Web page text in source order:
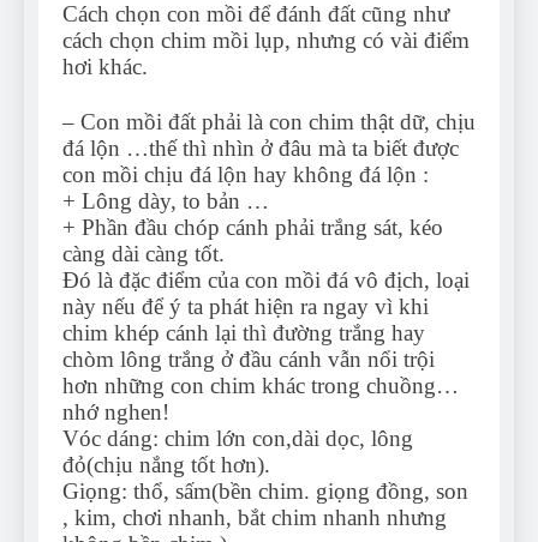
Cách chọn con mồi để đánh đất cũng như
cách chọn chim mồi lụp, nhưng có vài điểm
hơi khác.
– Con mồi đất phải là con chim thật dữ, chịu
đá lộn …thế thì nhìn ở đâu mà ta biết được
con mồi chịu đá lộn hay không đá lộn :
+ Lông dày, to bản …
+ Phần đầu chóp cánh phải trắng sát, kéo
càng dài càng tốt.
Đó là đặc điểm của con mồi đá vô địch, loại
này nếu để ý ta phát hiện ra ngay vì khi
chim khép cánh lại thì đường trắng hay
chòm lông trắng ở đầu cánh vẫn nổi trội
hơn những con chim khác trong chuồng…
nhớ nghen!
Vóc dáng: chim lớn con,dài dọc, lông
đỏ(chịu nắng tốt hơn).
Giọng: thổ, sấm(bền chim. giọng đồng, son
, kim, chơi nhanh, bắt chim nhanh nhưng